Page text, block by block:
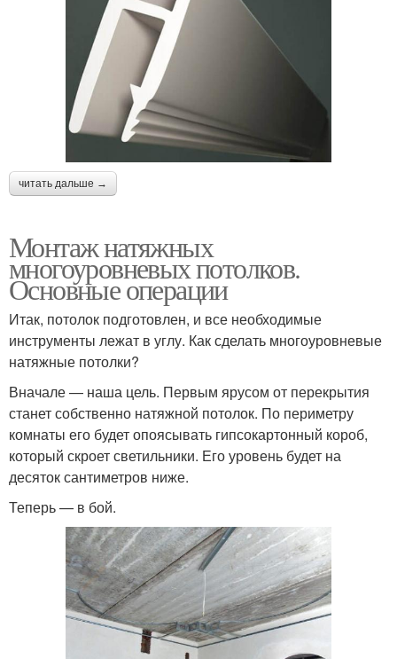
читать дальше →
Монтаж натяжных
многоуровневых потолков.
Основные операции
Итак, потолок подготовлен, и все необходимые
инструменты лежат в углу. Как сделать многоуровневые
натяжные потолки?
Вначале — наша цель. Первым ярусом от перекрытия
станет собственно натяжной потолок. По периметру
комнаты его будет опоясывать гипсокартонный короб,
который скроет светильники. Его уровень будет на
десяток сантиметров ниже.
Теперь — в бой.